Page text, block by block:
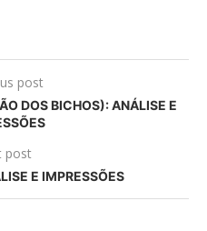
post
DOS BICHOS): ANÁLISE E
post
E IMPRESSÕES